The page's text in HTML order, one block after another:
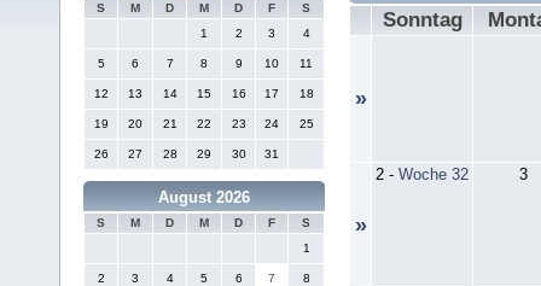
S M D M D F
S
1
2 3 4
5 6 7 8 9 10 11
12 13 14 15 16 17 18
19 20 21 22 23 24 25
26 27 28 29 30 31
August 2026
S M D M D F
S
1
2 3 4 5 6 7 8
Sonntag
»
»
2 - Woche 32 3